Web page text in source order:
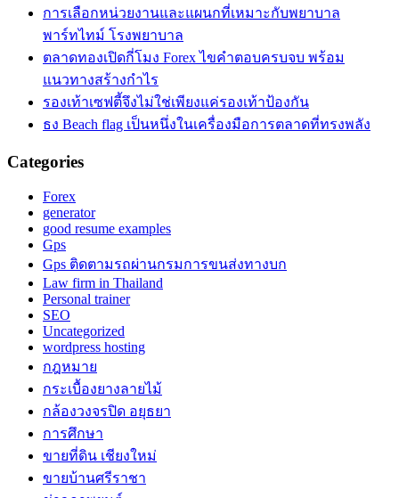
การเลือกหน่วยงานและแผนกที่เหมาะกับพยาบาล
พาร์ทไทม์ โรงพยาบาล
ตลาดทองเปิดกี่โมง Forex ไขคำตอบครบจบ พร้อม
แนวทางสร้างกำไร
รองเท้าเซฟตี้จึงไม่ใช่เพียงแค่รองเท้าป้องกัน
ธง Beach flag เป็นหนึ่งในเครื่องมือการตลาดที่ทรงพลัง
Categories
Forex
generator
good resume examples
Gps
Gps ติดตามรถผ่านกรมการขนส่งทางบก
Law firm in Thailand
Personal trainer
SEO
Uncategorized
wordpress hosting
กฎหมาย
กระเบื้องยางลายไม้
กล้องวงจรปิด อยุธยา
การศึกษา
ขายที่ดิน เชียงใหม่
ขายบ้านศรีราชา